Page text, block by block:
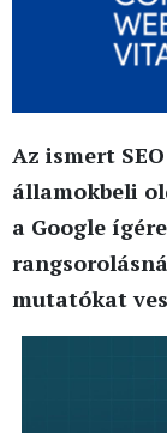
Az ismert
államokbeli
a Google
mutatókat